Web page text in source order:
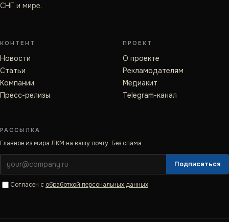
СНГ и мире.
КОНТЕНТ
Новости
Статьи
Компании
Пресс-релизы
ПРОЕКТ
О проекте
Рекламодателям
Медиакит
Telegram-канал
РАССЫЛКА
Главное из мира ЛКМ на вашу почту. Без спама.
Подписаться
Согласен с обработкой персональных данных.